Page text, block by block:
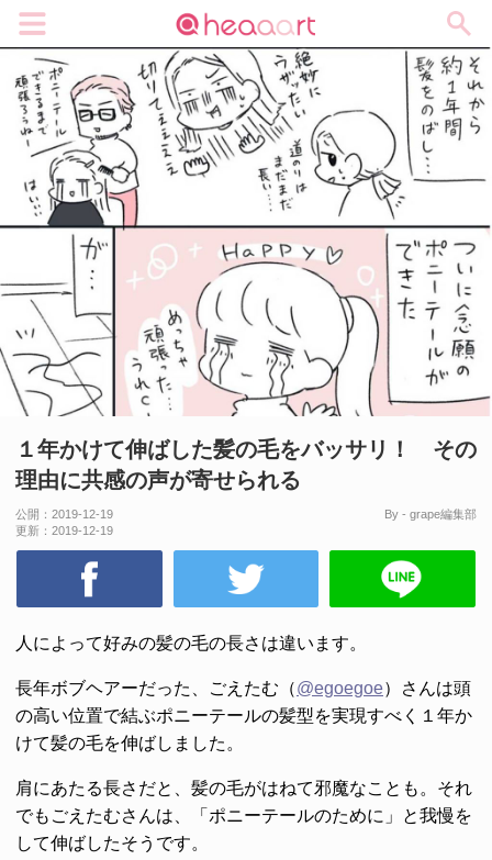
１年かけて伸ばした髪の毛をバッサリ！ その
理由に共感の声が寄せられる
公開： 2019-12-19
更新： 2019-12-19
By - grape編集部
人によって好みの髪の毛の長さは違います。
長年ボブヘアーだった、ごえたむ（@egoegoe）さんは頭
の高い位置で結ぶポニーテールの髪型を実現すべく１年か
けて髪の毛を伸ばしました。
肩にあたる長さだと、髪の毛がはねて邪魔なことも。それ
でもごえたむさんは、「ポニーテールのために」と我慢を
して伸ばしたそうです。